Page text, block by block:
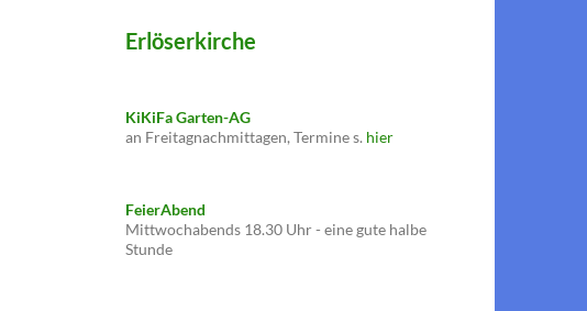
Erlöserkirche
KiKiFa Garten-AG
an Freitagnachmittagen, Termine s. hier
FeierAbend
Mittwochabends 18.30 Uhr - eine gute halbe
Stunde